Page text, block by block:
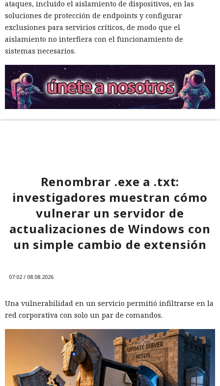
ataques, incluido el aislamiento de dispositivos, en las
soluciones de protección de endpoints y configurar
exclusiones para servicios críticos, de modo que el
aislamiento no interfiera con el funcionamiento de
sistemas necesarios.
Renombrar .exe a .txt:
investigadores muestran cómo
vulnerar un servidor de
actualizaciones de Windows con
un simple cambio de extensión
07:02 / 08.08.2026
Una vulnerabilidad en un servicio permitió infiltrarse en la
red corporativa con solo un par de comandos.